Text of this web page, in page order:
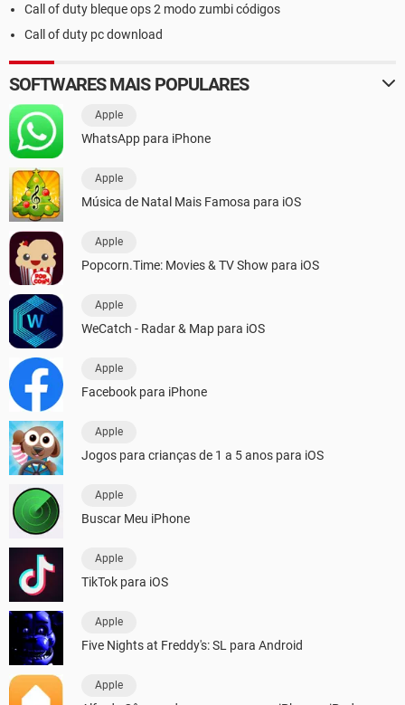
Call of duty bleque ops 2 modo zumbi códigos
Call of duty pc download
SOFTWARES MAIS POPULARES
Apple
WhatsApp para iPhone
Apple
Música de Natal Mais Famosa para iOS
Apple
Popcorn.Time: Movies & TV Show para iOS
Apple
WeCatch - Radar & Map para iOS
Apple
Facebook para iPhone
Apple
Jogos para crianças de 1 a 5 anos para iOS
Apple
Buscar Meu iPhone
Apple
TikTok para iOS
Apple
Five Nights at Freddy's: SL para Android
Apple